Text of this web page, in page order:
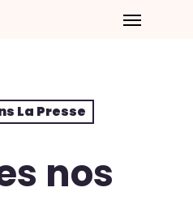
La Presse
nos